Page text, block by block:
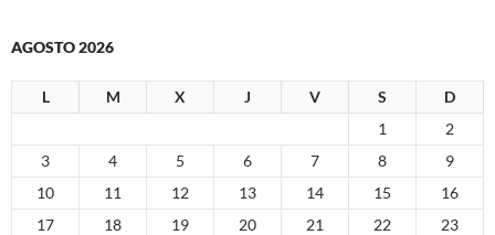
AGOSTO 2026
L M X J V S
D
1
2
3
4 5 6 7 8
9
10
11 12 13 14 15
16
17
18 19 20 21 22
23